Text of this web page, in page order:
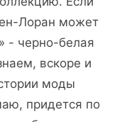
Лоран может
- черно-белая
вскоре и
моды
придется по